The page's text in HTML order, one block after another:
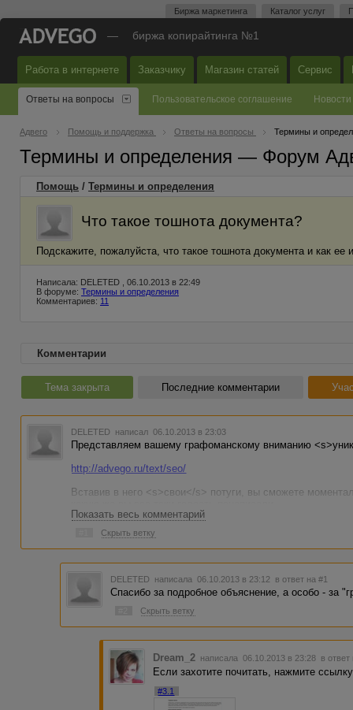
Биржа маркетинга Каталог услуг
— биржа копирайтинга №1
Работа в интернете Заказчику Магазин статей Сервис
Ответы на вопросы Пользовательское соглашение Новости
Адвего Помощь и поддержка Ответы на вопросы Термины и
Термины и определения — Форум
Помощь / Термины и определения
Что такое тошнота документа?
Подскажите, пожалуйста, что такое тошнота документа и как
Написала: DELETED , 06.10.2013 в 22:49
В форуме: Термины и определения
Комментариев: 11
Комментарии
Тема закрыта Последние комментарии
DELETED написал 06.10.2013 в 23:03
Представляем вашему графоманскому вниманию
http://advego.ru/text/seo/
Вставив в него <s>свои</s> потуги, вы сможете
В отчете:
Классическая тошнота текста - велика, если вы
словом.
Академическая тошнота текста - чем больше всяких
хуже, %username%).
Семантическое ядро текста (список значимых слов) -
слов. Ассоциативные ряды, которые возникают для
восприятие текста для читателя.
Показать весь комментарий
Скрыть ветку
DELETED написала 06.10.2013 в 23:12 в ответ на #1
Спасибо за подробное объяснение, а особо - за
Скрыть ветку
Dream_2 написала 06.10.2013 в 23:28 в ответ
Если захотите почитать, нажмите
#3.1